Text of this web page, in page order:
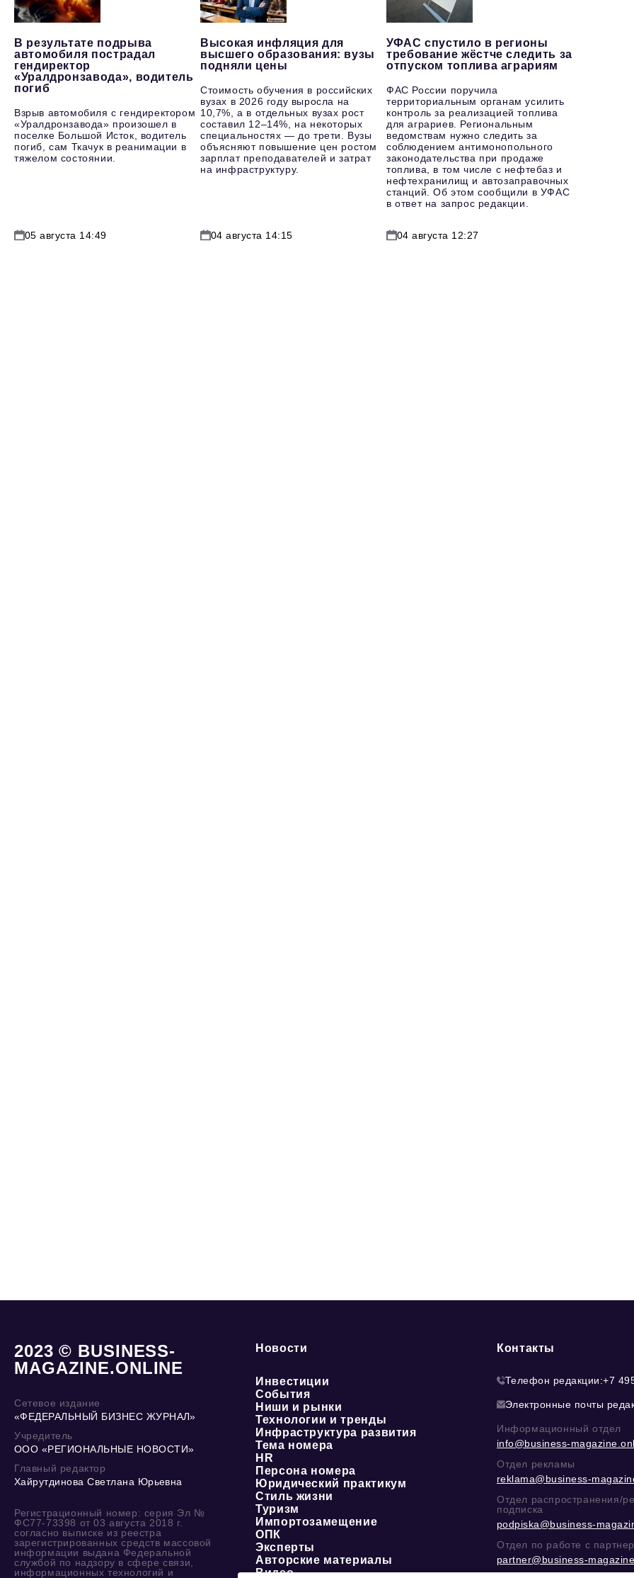
В результате подрыва
автомобиля пострадал
гендиректор
«Уралдронзавода», водитель
погиб
Взрыв автомобиля с гендиректором
«Уралдронзавода» произошел в
поселке Большой Исток, водитель
погиб, сам Ткачук в реанимации в
тяжелом состоянии.
05 августа 14:49
Высокая инфляция для
высшего образования: вузы
подняли цены
Стоимость обучения в российских
вузах в 2026 году выросла на
10,7%, а в отдельных вузах рост
составил 12–14%, на некоторых
специальностях — до трети. Вузы
объясняют повышение цен ростом
зарплат преподавателей и затрат
на инфраструктуру.
04 августа 14:15
УФАС спустило в регионы
требование жёстче следить за
отпуском топлива аграриям
ФАС России поручила
территориальным органам усилить
контроль за реализацией топлива
для аграриев. Региональным
ведомствам нужно следить за
соблюдением антимонопольного
законодательства при продаже
топлива, в том числе с нефтебаз и
нефтехранилищ и автозаправочных
станций. Об этом сообщили в УФАС
в ответ на запрос редакции.
04 августа 12:27
2023 © BUSINESS-
MAGAZINE.ONLINE
Сетевое издание
«ФЕДЕРАЛЬНЫЙ БИЗНЕС ЖУРНАЛ»
Учредитель
ООО «РЕГИОНАЛЬНЫЕ НОВОСТИ»
Главный редактор
Хайрутдинова Светлана Юрьевна
Регистрационный номер: серия Эл №
ФС77-73398 от 03 августа 2018 г.
согласно выписке из реестра
зарегистрированных средств массовой
информации выдана Федеральной
службой по надзору в сфере связи,
информационных технологий и
Новости
Инвестиции
События
Ниши и рынки
Технологии и тренды
Инфраструктура развития
Тема номера
HR
Персона номера
Юридический практикум
Стиль жизни
Туризм
Импортозамещение
ОПК
Эксперты
Авторские материалы
Видео
Контакты
Телефон редакции:+7
Электронные почты
Информационный отдел
info@business-
Отдел рекламы
reklama@business-
Отдел распространения/
подписка
podpiska@business-
Отдел по работе с
partner@business-